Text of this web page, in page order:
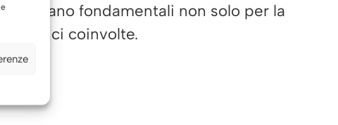
rivelano fondamentali non solo per la
coinvolte.